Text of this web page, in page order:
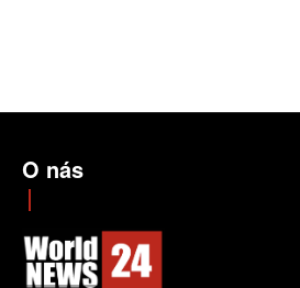
O nás